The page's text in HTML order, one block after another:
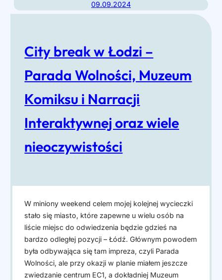
k
e
s
z
r
o
b
j
e
d
e
n
b
n
g
n
a
W
o
o
ś
c
i
09.09.2024
City break w Łodzi –
Parada Wolności, Muzeum
Komiksu i Narracji
Interaktywnej oraz wiele
nieoczywistości
W miniony weekend celem mojej kolejnej wycieczki
stało się miasto, które zapewne u wielu osób na
liście miejsc do odwiedzenia będzie gdzieś na
bardzo odległej pozycji – Łódź. Głównym powodem
była odbywająca się tam impreza, czyli Parada
Wolności, ale przy okazji w planie miałem jeszcze
zwiedzanie centrum EC1, a dokładniej Muzeum